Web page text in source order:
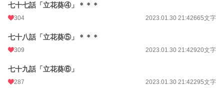
七十七話「立花葵④」＊＊＊
304 2023.01.30 21:42665文字
七十八話「立花葵⑤」＊＊＊
309 2023.01.30 21:42920文字
七十九話「立花葵⑥」
287 2023.01.30 21:42295文字